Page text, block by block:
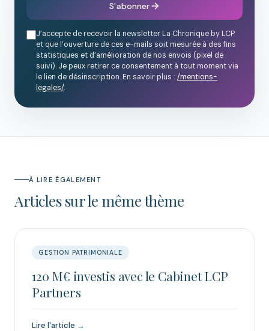
S'abonner
J’accepte de recevoir la newsletter La Chronique by LCP
et que l’ouverture de ces e-mails soit mesurée à des fins
statistiques et d’amélioration de nos envois (pixel de
suivi). Je peux retirer ce consentement à tout moment via
le lien de désinscription. En savoir plus : /mentions-
legales/.
À LIRE ÉGALEMENT
Articles sur le même thème
GESTION PATRIMONIALE
120 M€ investis avec le Cabinet LCP
Partners
Lire l'article →